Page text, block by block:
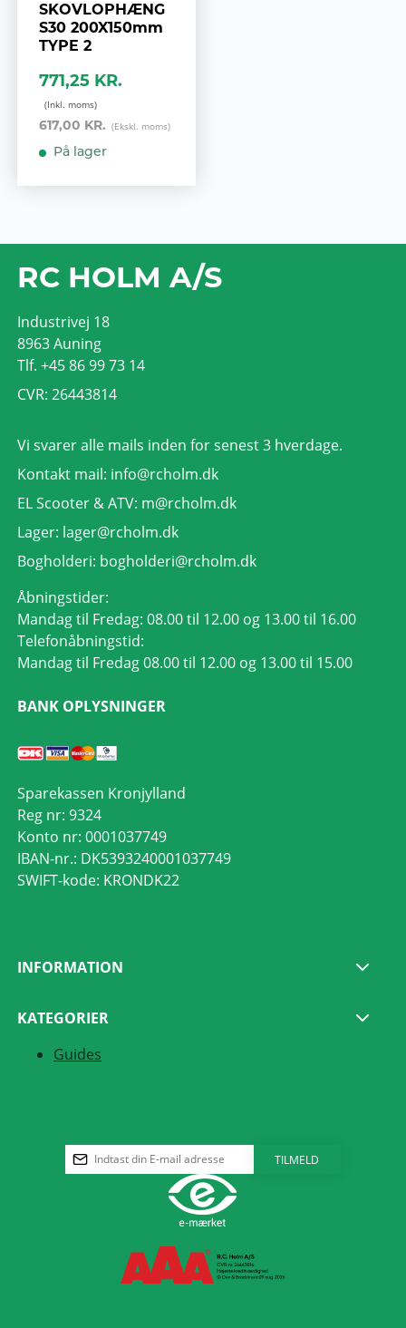
SKOVLOPHÆNG
S30 200X150mm
TYPE 2
771,25 KR.
617,00 KR.
På lager
RC HOLM A/S
Industrivej 18
8963 Auning
Tlf. +45 86 99 73 14
CVR: 26443814
Vi svarer alle mails inden for senest 3 hverdage.
Kontakt mail: info@rcholm.dk
EL Scooter & ATV: m@rcholm.dk
Lager: lager@rcholm.dk
Bogholderi: bogholderi@rcholm.dk
Åbningstider:
Mandag til Fredag: 08.00 til 12.00 og 13.00 til 16.00
Telefonåbningstid:
Mandag til Fredag 08.00 til 12.00 og 13.00 til 15.00
BANK OPLYSNINGER
Sparekassen Kronjylland
Reg nr: 9324
Konto nr: 0001037749
IBAN-nr.: DK5393240001037749
SWIFT-kode: KRONDK22
INFORMATION
KATEGORIER
Guides
TILMELD